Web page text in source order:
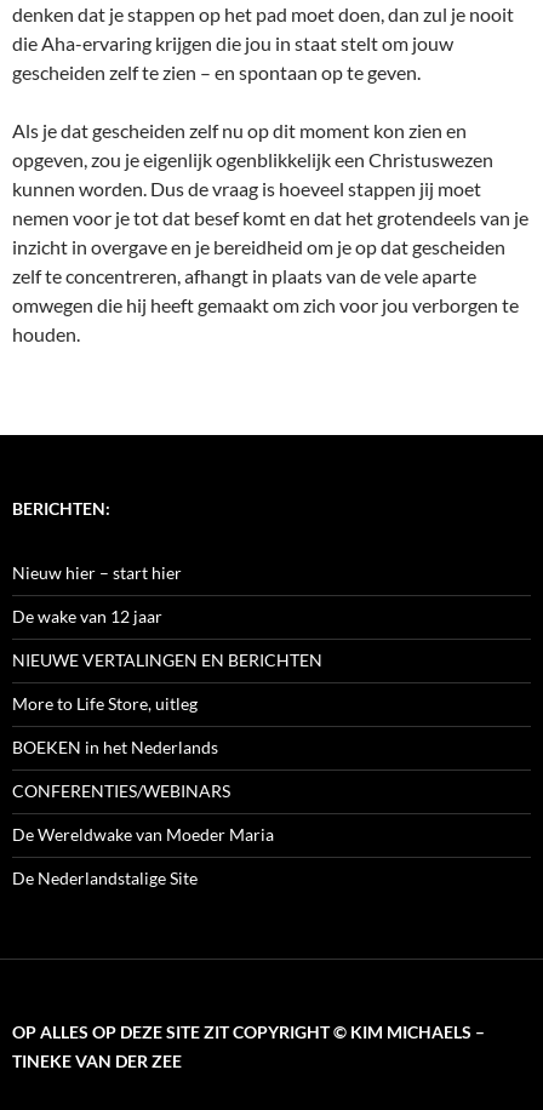
denken dat je stappen op het pad moet doen, dan zul je nooit
die Aha-ervaring krijgen die jou in staat stelt om jouw
gescheiden zelf te zien – en spontaan op te geven.
Als je dat gescheiden zelf nu op dit moment kon zien en
opgeven, zou je eigenlijk ogenblikkelijk een Christuswezen
kunnen worden. Dus de vraag is hoeveel stappen jij moet
nemen voor je tot dat besef komt en dat het grotendeels van je
inzicht in overgave en je bereidheid om je op dat gescheiden
zelf te concentreren, afhangt in plaats van de vele aparte
omwegen die hij heeft gemaakt om zich voor jou verborgen te
houden.
BERICHTEN:
Nieuw hier – start hier
De wake van 12 jaar
NIEUWE VERTALINGEN EN BERICHTEN
More to Life Store, uitleg
BOEKEN in het Nederlands
CONFERENTIES/WEBINARS
De Wereldwake van Moeder Maria
De Nederlandstalige Site
OP ALLES OP DEZE SITE ZIT COPYRIGHT © KIM MICHAELS –
TINEKE VAN DER ZEE